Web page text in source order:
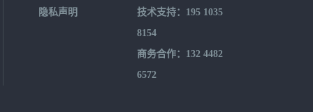
隐私声明
技术支持：195 1035
8154
商务合作：132 4482
6572